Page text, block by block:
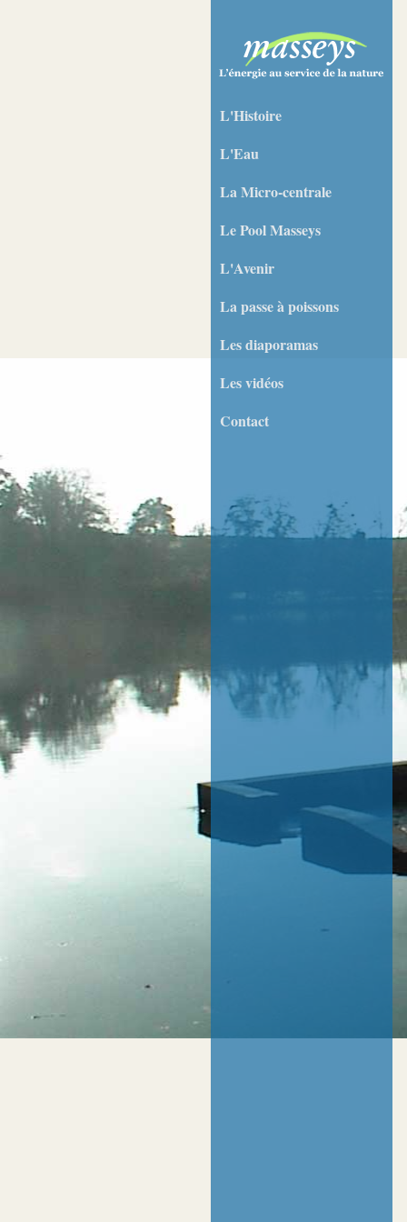
L'Histoire
L'Eau
La Micro-centrale
Le Pool Masseys
L'Avenir
La passe à poissons
Les diaporamas
Les vidéos
Contact